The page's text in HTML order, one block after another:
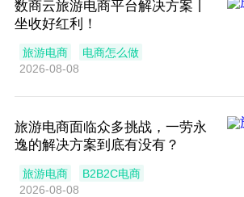
数商云旅游电商平台解决方案丨
坐收好红利！
旅游电商
电商怎么做
2026-08-08
旅游电商面临众多挑战，一劳永
逸的解决方案到底有没有？
旅游电商
B2B2C电商
2026-08-08